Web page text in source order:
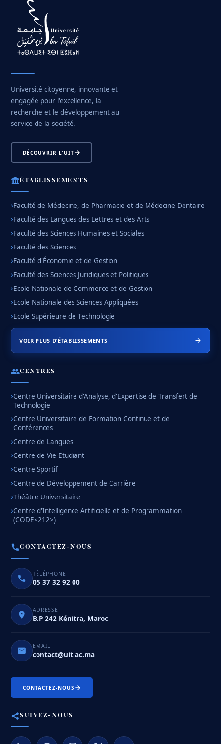
Université citoyenne, innovante et
engagée pour l'excellence, la
recherche et le développement au
service de la société.
DÉCOUVRIR L'UIT
ÉTABLISSEMENTS
Faculté de Médecine, de Pharmacie et de Médecine Dentaire
Faculté des Langues des Lettres et des Arts
Faculté des Sciences Humaines et Sociales
Faculté des Sciences
Faculté d'Économie et de Gestion
Faculté des Sciences Juridiques et Politiques
Ecole Nationale de Commerce et de Gestion
Ecole Nationale des Sciences Appliquées
Ecole Supérieure de Technologie
VOIR PLUS D’ÉTABLISSEMENTS
CENTRES
Centre Universitaire d'Analyse, d'Expertise de Transfert de
Technologie
Centre Universitaire de Formation Continue et de
Conférences
Centre de Langues
Centre de Vie Etudiant
Centre Sportif
Centre de Développement de Carrière
Théâtre Universitaire
Centre d'Intelligence Artificielle et de Programmation
(CODE<212>)
CONTACTEZ-NOUS
TÉLÉPHONE
05 37 32 92 00
ADRESSE
B.P 242 Kénitra, Maroc
EMAIL
contact@uit.ac.ma
CONTACTEZ-NOUS
SUIVEZ-NOUS